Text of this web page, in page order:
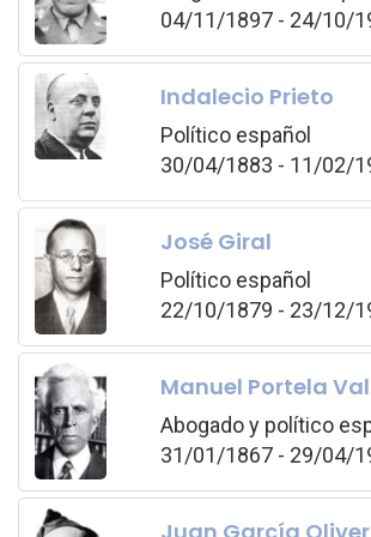
04/11/1897 - 24/10/
Indalecio Prieto
Político español
30/04/1883 - 11/02/
José Giral
Político español
22/10/1879 - 23/12/
Manuel Portela
Abogado y político
31/01/1867 - 29/04/
Juan García Oliver